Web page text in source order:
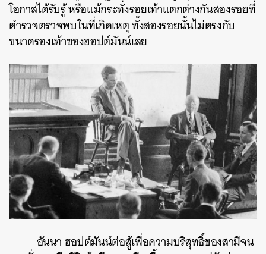
โอกาสได้รับรู้ หรือแม้กระทั่งรอยเท้าแตกต่างกันสองรอยที่
ตำรวจตรวจพบในที่เกิดเหตุ ทั้งสองรอยนั้นไม่ตรงกับ
ขนาดรองเท้าของฮอปต์มันน์เลย
อันนา ฮอปต์มันน์ต่อสู้เพื่อความบริสุทธิ์ของสามีจน